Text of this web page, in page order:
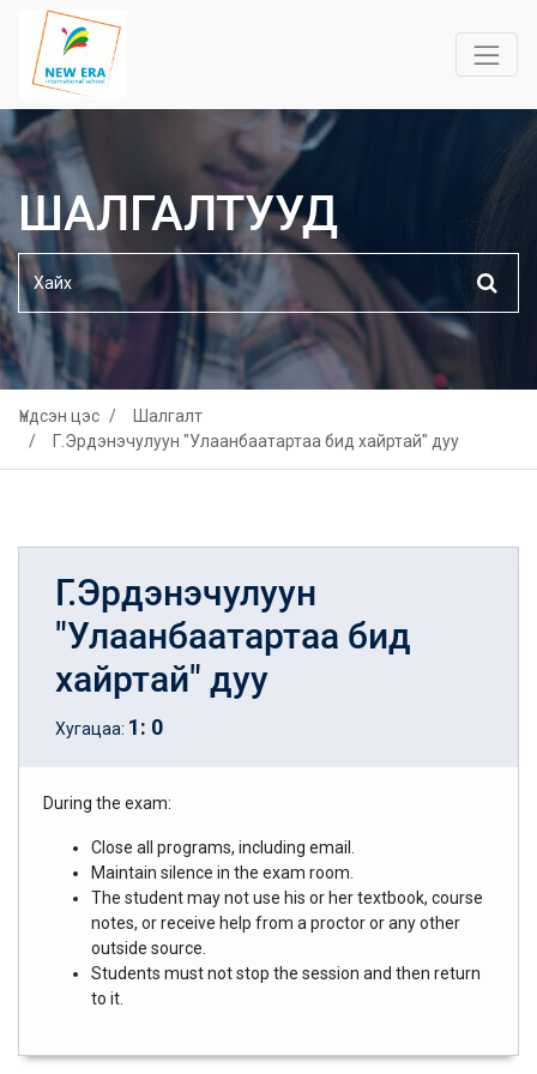
ШАЛГАЛТУУД
Үндсэн цэс
Шалгалт
Г.Эрдэнэчулуун "Улаанбаатартаа бид хайртай" дуу
Г.Эрдэнэчулуун
"Улаанбаатартаа бид
хайртай" дуу
Хугацаа: 1: 0
During the exam:
Close all programs, including email.
Maintain silence in the exam room.
The student may not use his or her textbook, course
notes, or receive help from a proctor or any other
outside source.
Students must not stop the session and then return
to it.